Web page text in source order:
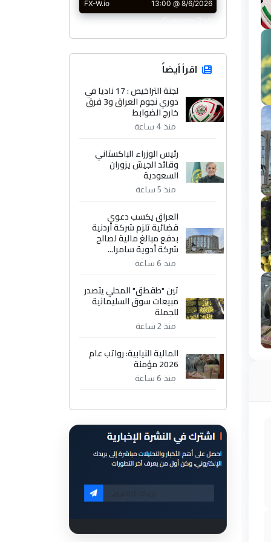
CurrencyRate
اقرأ أيضاً
لجنة التراخيص : 17 ناديا في
دوري نجوم العراق و3 فرق
خارج الضوابط
منذ 4 ساعة
رئيس الوزراء الباكستاني
وقائد الجيش يزوران
السعودية
منذ 5 ساعة
العراق يكسب دعوى
قضائية تلزم شركة أردنية
بدفع مبالغ مالية لصالح
شركة أدوية سامرا...
منذ 6 ساعة
تين "طقطق" المحلي يتصدر
مبيعات سوق السليمانية
للجملة
منذ 2 ساعة
المالية النيابية: رواتب عام
2026 مؤمنة
منذ 6 ساعة